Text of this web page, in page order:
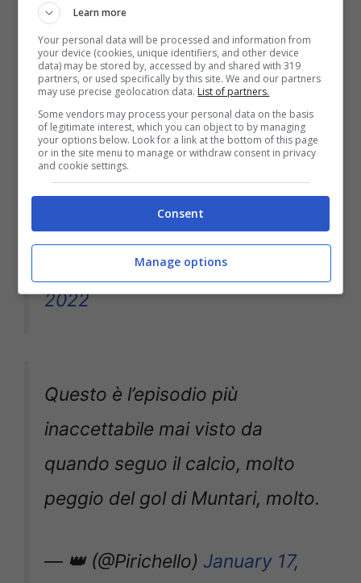
(@IlgoldiDhorasoo)
2022
raga ma sta roba è ai livelli di
muntari
— Giulio Nosotti
(@Giulio_Nosotti)January 17,
2022
Questo è l’episodio più
inaccettabile mai visto da
quando seguo il calcio, molto
peggio del gol di Muntari, molto.
— 👑 (@Pirichello) January 17,
Learn more
Your personal data will be processed and information from
your device (cookies, unique identifiers, and other device
data) may be stored by, accessed by and shared with 319
partners, or used specifically by this site. We and our partners
may use precise geolocation data. List of partners.
Some vendors may process your personal data on the basis
of legitimate interest, which you can object to by managing
your options below. Look for a link at the bottom of this page
or in the site menu to manage or withdraw consent in privacy
and cookie settings.
Consent
Manage options